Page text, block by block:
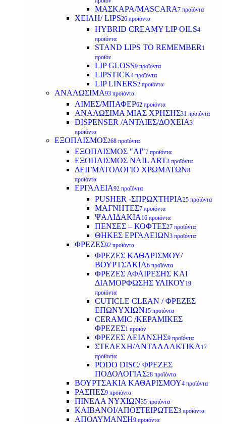
ΜΑΣΚΑΡΑ/MASCARA7 προϊόντα
ΧΕΙΛΗ/ LIPS26 προϊόντα
HYBRID CREAMY LIP OILS4
προϊόντα
STAND LIPS TO REMEMBER 1
προϊόν
LIP GLOSS9 προϊόντα
LIPSTICK4 προϊόντα
LIP LINERS2 προϊόντα
ΑΝΑΛΩΣΙΜΑ93 προϊόντα
ΛΙΜΕΣ/ΜΠΑΦΕΡ62 προϊόντα
ΑΝΑΛΩΣΙΜΑ ΜΙΑΣ ΧΡΗΣΗΣ31 προϊόντα
DISPENSER /ΑΝΤΛΙΕΣ/ΔΟΧΕΙΑ3
προϊόντα
ΕΞΟΠΛΙΣΜΟΣ268 προϊόντα
ΕΞΟΠΛΙΣΜΟΣ "AI"7 προϊόντα
ΕΞΟΠΛΙΣΜΟΣ NAIL ART3 προϊόντα
ΔΕΙΓΜΑΤΟΛΟΓΙΟ ΧΡΩΜΑΤΩΝ8
προϊόντα
ΕΡΓΑΛΕΙΑ92 προϊόντα
PUSHER -ΣΠΡΩΧΤΗΡΙΑ25 προϊόντα
ΜΑΓΝΗΤΕΣ7 προϊόντα
ΨΑΛΙΔΑΚΙΑ 16 προϊόντα
ΠΕΝΣΕΣ – ΚΟΦΤΕΣ27 προϊόντα
ΘΗΚΕΣ ΕΡΓΑΛΕΙΩΝ3 προϊόντα
ΦΡΕΖΕΣ92 προϊόντα
ΦΡΕΖΕΣ ΚΑΘΑΡΙΣΜΟΥ/
ΒΟΥΡΤΣΑΚΙΑ6 προϊόντα
ΦΡΕΖΕΣ ΑΦΑΙΡΕΣΗΣ ΚΑΙ
ΔΙΑΜΟΡΦΩΣΗΣ ΥΛΙΚΟΥ19
προϊόντα
CUTICLE CLEAN / ΦΡΕΖΕΣ
ΕΠΩΝΥΧΙΩΝ15 προϊόντα
CERAMIC /ΚΕΡΑΜΙΚΕΣ
ΦΡΕΖΕΣ1 προϊόν
ΦΡΕΖΕΣ ΛΕΙΑΝΣΗΣ9 προϊόντα
ΣΤΕΛΕΧΗ/ΑΝΤΑΛΛΑΚΤΙΚΑ 17
προϊόντα
PODO DISC/ ΦΡΕΖΕΣ
ΠΟΔΟΛΟΓΙΑΣ28 προϊόντα
ΒΟΥΡΤΣΑΚΙΑ ΚΑΘΑΡΙΣΜΟΥ4 προϊόντα
ΡΑΣΠΕΣ9 προϊόντα
ΠΙΝΕΛΑ ΝΥΧΙΩΝ35 προϊόντα
ΚΛΙΒΑΝΟΙ/ΑΠΟΣΤΕΙΡΩΤΕΣ3 προϊόντα
ΑΠΟΛΥΜΑΝΣΗ9 προϊόντα